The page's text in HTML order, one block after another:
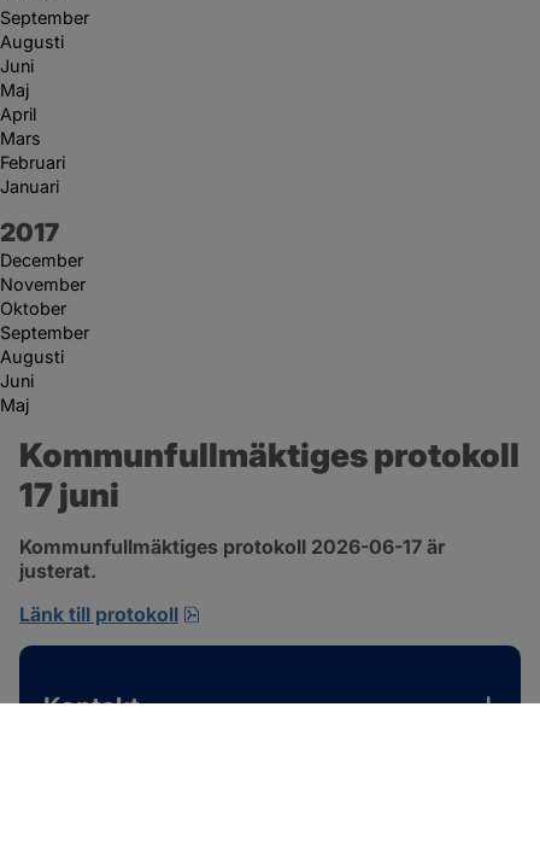
September
Augusti
Juni
Maj
April
Mars
Februari
Januari
År:
2017
December
November
Oktober
September
Augusti
Juni
Maj
Kommunfullmäktiges protokoll
17 juni
Kommunfullmäktiges protokoll 2026-06-17 är
justerat.
Länk till protokoll
Kontakt